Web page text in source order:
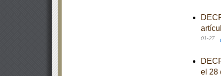
01-27
el 28